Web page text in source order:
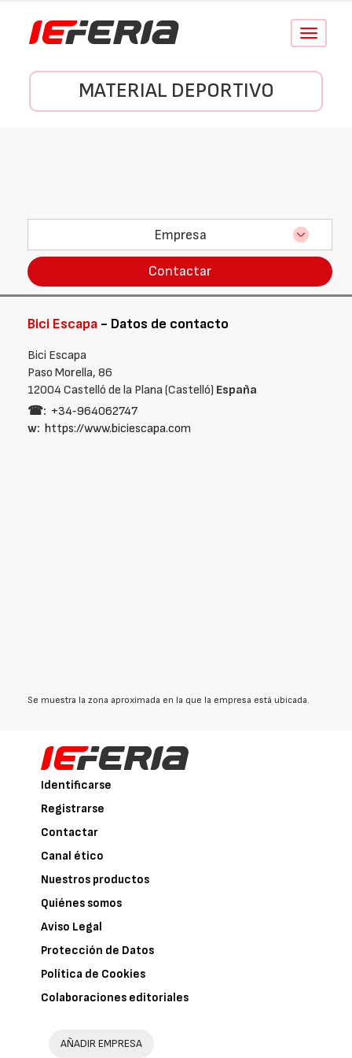
Conmutar
MATERIAL DEPORTIVO
Empresa
Contactar
Bici Escapa - Datos de contacto
Bici Escapa
Paso Morella, 86
12004 Castelló de la Plana (Castelló) España
☎: +34‑964062747
w: https://www.biciescapa.com
Se muestra la zona aproximada en la que la empresa está ubicada.
Identificarse
Registrarse
Contactar
Canal ético
Nuestros productos
Quiénes somos
Aviso Legal
Protección de Datos
Política de Cookies
Colaboraciones editoriales
AÑADIR EMPRESA